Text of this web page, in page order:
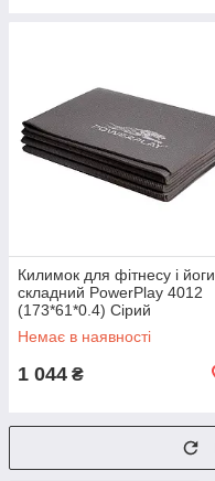
Килимок для фітнесу і йоги
складний PowerPlay 4012
(173*61*0.4) Сірий
Немає в наявності
1 044 ₴